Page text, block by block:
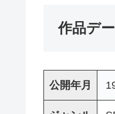
作品デ
公開年月